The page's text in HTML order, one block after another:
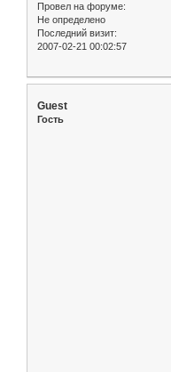
Провел на форуме:
Не определено
Последний визит:
2007-02-21 00:02:57
Guest
Гость